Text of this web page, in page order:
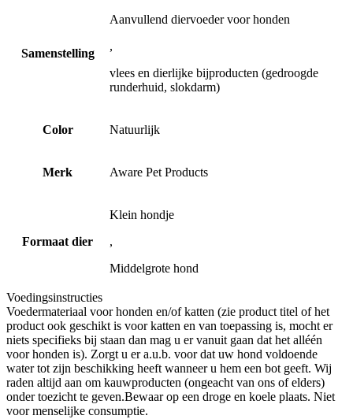
Samenstelling
Aanvullend diervoeder voor honden
,
vlees en dierlijke bijproducten (gedroogde
runderhuid, slokdarm)
Color Natuurlijk
Merk Aware Pet Products
Formaat dier
Klein hondje
,
Middelgrote hond
Voedingsinstructies
Voedermateriaal voor honden en/of katten (zie product titel of het
product ook geschikt is voor katten en van toepassing is, mocht er
niets specifieks bij staan dan mag u er vanuit gaan dat het alléén
voor honden is). Zorgt u er a.u.b. voor dat uw hond voldoende
water tot zijn beschikking heeft wanneer u hem een bot geeft. Wij
raden altijd aan om kauwproducten (ongeacht van ons of elders)
onder toezicht te geven.Bewaar op een droge en koele plaats. Niet
voor menselijke consumptie.